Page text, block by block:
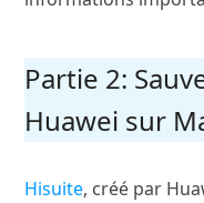
Partie 2:
Huawei sur
Hisuite, créé par